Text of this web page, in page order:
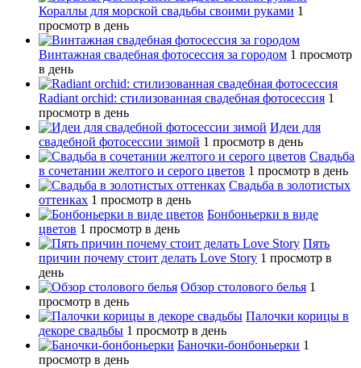
Кораллы для морской свадьбы своими руками 1
просмотр в день
Винтажная свадебная фотосессия за городом 1 просмотр
в день
Radiant orchid: стилизованная свадебная фотосессия 1
просмотр в день
Идеи для
свадебной фотосессии зимой 1 просмотр в день
Свадьба
в сочетании желтого и серого цветов 1 просмотр в день
Свадьба в золотистых
оттенках 1 просмотр в день
Бонбоньерки в виде
цветов 1 просмотр в день
Пять
причин почему стоит делать Love Story 1 просмотр в
день
Обзор столового белья 1
просмотр в день
Палочки корицы в
декоре свадьбы 1 просмотр в день
Баночки-бонбоньерки 1
просмотр в день